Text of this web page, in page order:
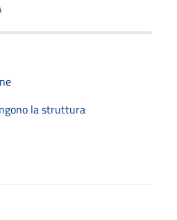
la struttura